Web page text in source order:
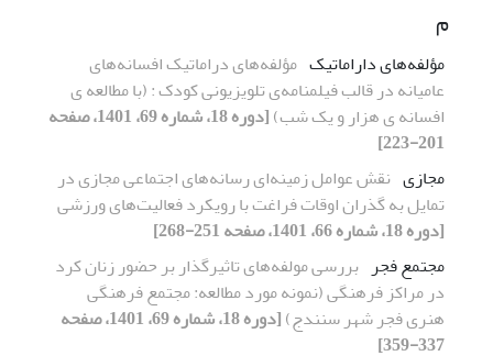
م
مؤلفه‌های داراماتیک مؤلفه‌های دراماتیک افسانه‌های
عامیانه در قالب فیلمنامه‌ی تلویزیونی کودک : (با مطالعه ی
افسانه ی هزار و یک شب)
[دوره 18، شماره 69، 1401، صفحه
201-223]
مجازی نقش عوامل زمینه‌ای رسانه‌های اجتماعی مجازی در
تمایل به گذران اوقات فراغت با رویکرد فعالیت‌های ورزشی
[دوره 18، شماره 66، 1401، صفحه 251-268]
مجتمع فجر بررسی مولفه‌های تاثیرگذار بر حضور زنان کرد
در مراکز فرهنگی (نمونه مورد مطالعه: مجتمع فرهنگی
هنری فجر شهر سنندج)
[دوره 18، شماره 69، 1401، صفحه
337-359]